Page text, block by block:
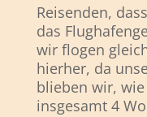
Reisenden,
das
wir flogen
hierher, da
blieben wir,
insgesamt 4